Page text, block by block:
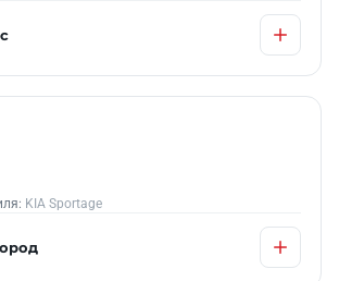
KIA Sportage